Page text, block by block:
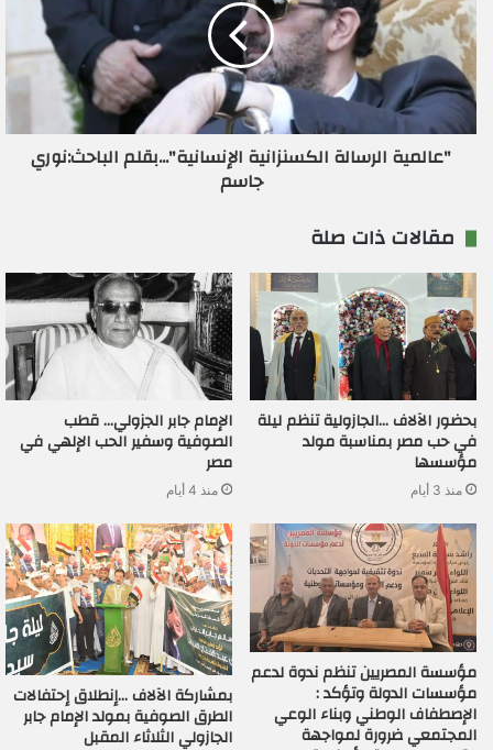
"عالمية الرسالة الكسنزانية الإنسانية"...بقلم الباحث:نوري
جاسم
مقالات ذات صلة
بحضور الآلاف …الجازولية تنظم ليلة
في حب مصر بمناسبة مولد
مؤسسها
منذ 3 أيام
الإمام جابر الجزولي… قطب
الصوفية وسفير الحب الإلهي في
مصر
منذ 4 أيام
مؤسسة المصريين تنظم ندوة لدعم
مؤسسات الدولة وتؤكد :
الإصطفاف الوطني وبناء الوعي
المجتمعي ضرورة لمواجهة
بمشاركة الآلاف …إنطلاق إحتفالات
الطرق الصوفية بمولد الإمام جابر
الجازولي الثلاثاء المقبل